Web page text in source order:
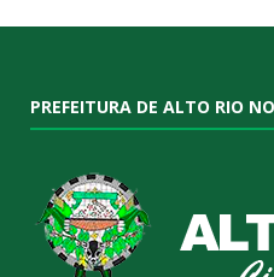
PREFEITURA DE ALTO RIO